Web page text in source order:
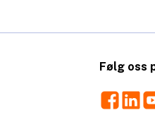
Følg oss